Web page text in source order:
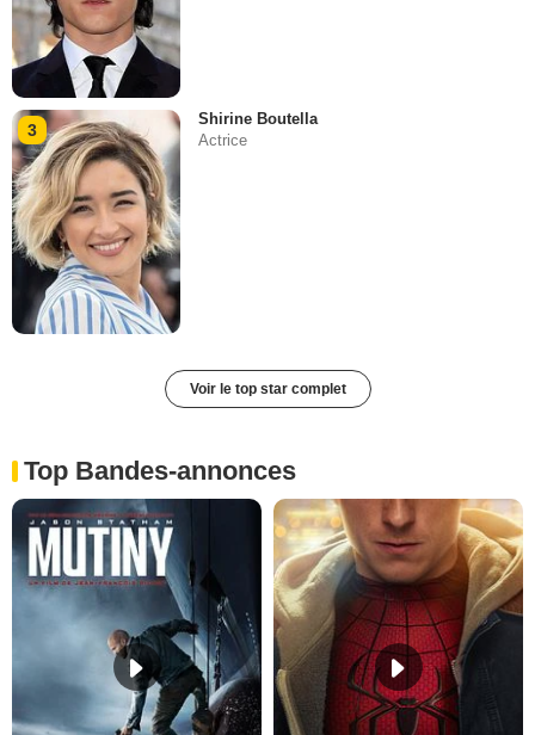
3
Shirine Boutella
Actrice
Voir le top star complet
Top Bandes-annonces